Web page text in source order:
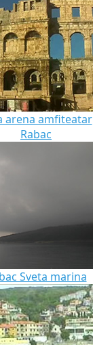
arena amfiteatar
Rabac
Sveta marina